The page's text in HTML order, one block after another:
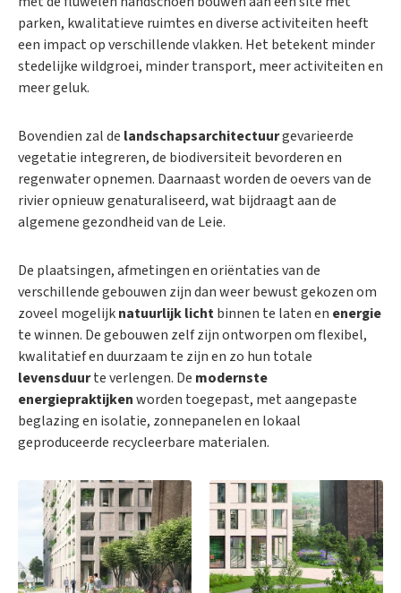
parken, kwalitatieve ruimtes en diverse activiteiten heeft
een impact op verschillende vlakken. Het betekent minder
stedelijke wildgroei, minder transport, meer activiteiten en
meer geluk.
Bovendien zal de landschapsarchitectuurgevarieerde
vegetatie integreren, de biodiversiteit bevorderen en
regenwater opnemen. Daarnaast worden de oevers van de
rivier opnieuw genaturaliseerd, wat bijdraagt aan de
algemene gezondheid van de Leie.
De plaatsingen, afmetingen en oriëntaties van de
verschillende gebouwen zijn dan weer bewust gekozen om
zoveel mogelijknatuurlijk lichtbinnen te laten en energie
te winnen. De gebouwen zelf zijn ontworpen om flexibel,
kwalitatief en duurzaam te zijn en zo hun totale
levensduurte verlengen. De modernste
energiepraktijkenworden toegepast, met aangepaste
beglazing en isolatie, zonnepanelen en lokaal
geproduceerde recycleerbare materialen.